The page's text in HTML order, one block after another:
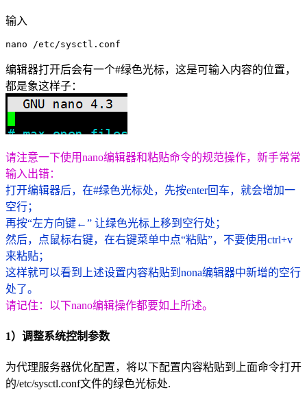
输入
nano /etc/sysctl.conf
编辑器打开后会有一个#绿色光标，这是可输入内容的位置，
都是象这样子：
请注意一下使用nano编辑器和粘贴命令的规范操作，新手常常
输入出错：
打开编辑器后，在#绿色光标处，先按enter回车，就会增加一
空行；
再按“左方向键←” 让绿色光标上移到空行处；
然后，点鼠标右键，在右键菜单中点“粘贴”，不要使用ctrl+v
来粘贴；
这样就可以看到上述设置内容粘贴到nona编辑器中新增的空行
处了。
请记住：以下nano编辑操作都要如上所述。
1）调整系统控制参数
为代理服务器优化配置，将以下配置内容粘贴到上面命令打开
的/etc/sysctl.conf文件的绿色光标处.